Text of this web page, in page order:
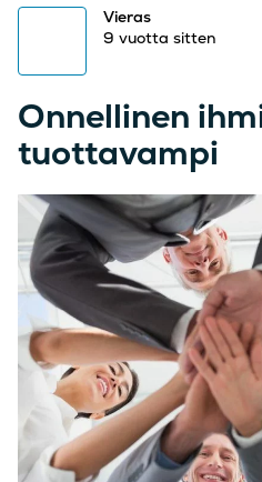
Vieras
9 vuotta sitten
Onnellinen
tuottavampi